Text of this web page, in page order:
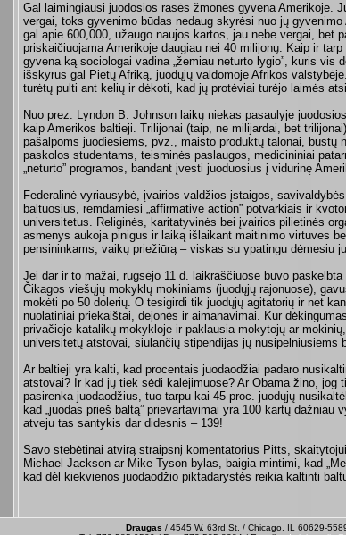
Gal laimingiausi juodosios rasės žmonės gyvena Amerikoje.
vergai, toks gyvenimo būdas nedaug skyrėsi nuo jų
gal apie 600,000, užaugo naujos kartos, jau nebe vergai, bet
priskaičiuojama Amerikoje daugiau nei 40 milijonų. Kaip ir
gyvena ką sociologai vadina „žemiau neturto lygio”, kuris vis
išskyrus gal Pietų Afriką, juodųjų valdomoje Afrikos
turėtų pulti ant kelių ir dėkoti, kad jų protėviai turėjo laimės
Nuo prez. Lyndon B. Johnson laikų niekas pasaulyje
kaip Amerikos baltieji. Trilijonai (taip, ne milijardai, bet
pašalpoms juodiesiems, pvz., maisto produktų talonai, būstų
paskolos studentams, teisminės paslaugos, medicininiai
„neturto” progra­mos, bandant įvesti juoduosius į vidurinę
Federalinė vyriausybė, įvairios valdžios įstaigos,
baltuosius, remdamiesi „affirmative action” potvarkiais ir
universitetus. Religinės, karitatyvinės bei įvairios pilietinės
asmenys aukoja pinigus ir laiką išlaikant maitinimo virtuves
pensininkams, vaikų priežiūrą – viskas su ypatingu dėmesiu
Jei dar ir to mažai, rugsėjo 11 d. laikraščiuose buvo
Čikagos viešųjų mokyklų mokiniams (juodųjų rajonuose),
mokėti po 50 dolerių. O tesigirdi tik juodųjų agitatorių ir net
nuolatiniai priekaištai, dejonės ir aimanavimai. Kur
privačioje katalikų mokykloje ir paklausia mokytojų ar
universitetų atstovai, siūlančių stipendijas jų nusipelniusiems
Ar baltieji yra kalti, kad procentais juodaodžiai padaro
atstovai? Ir kad jų tiek sėdi kalėjimuose? Ar Obama žino, jog
pasirenka juodaodžius, tuo tarpu kai 45 proc. juodųjų
kad „juodas prieš baltą” prievartavimai yra 100 kartų dažniau
atveju tas santykis dar didesnis – 139!
Savo stebėtinai atvirą straipsnį komentatorius Pitts,
Michael Jackson ar Mike Tyson bylas, baigia mintimi, kad
kad dėl kiekvienos juodaodžio piktadarystės reikia kaltinti
Draugas / 4545 W. 63rd St. / Chicago, IL 60629-